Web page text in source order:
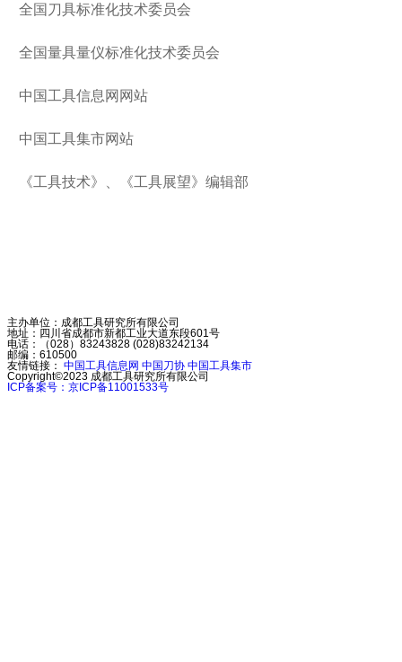
全国刀具标准化技术委员会
全国量具量仪标准化技术委员会
中国工具信息网网站
中国工具集市网站
《工具技术》、《工具展望》编辑部
主办单位：成都工具研究所有限公司
地址：四川省成都市新都工业大道东段601号
电话：（028）83243828 (028)83242134
邮编：610500
友情链接： 中国工具信息网 中国刀协 中国工具集市
Copyright©2023 成都工具研究所有限公司
ICP备案号：京ICP备11001533号